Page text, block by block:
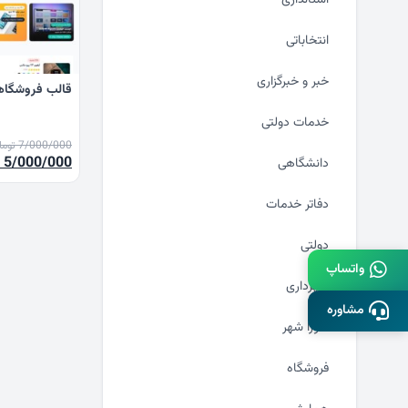
انتخاباتی
خبر و خبرگزاری
خدمات دولتی
دانشگاهی
دفاتر خدمات
دولتی
شهرداری
شورا شهر
فروشگاه
قالب
7/000/000
قیمت
اصلی
5/000/000
واتساپ
مشاوره